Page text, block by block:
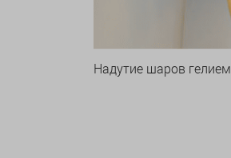
Надутие шаров гелием